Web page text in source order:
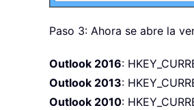
Paso 3: Ahora se abre la
Outlook 2016:
Outlook 2013:
Outlook 2010: